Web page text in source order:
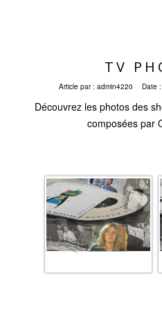
TV
Article par : admin4220 Date :
Découvrez les photos des
composées par